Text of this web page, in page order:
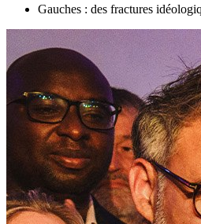
Gauches : des fractures